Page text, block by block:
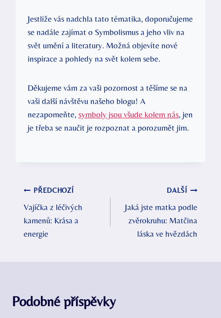
Jestliže vás nadchla tato tématika, doporučujeme
se nadále zajímat o Symbolismus a jeho vliv na
svět umění a literatury. Možná objevíte nové
inspirace a pohledy na svět kolem sebe.
Děkujeme vám za vaši pozornost a těšíme se na
vaši další návštěvu našeho blogu! A
nezapomeňte, symboly jsou všude kolem nás, jen
je třeba se naučit je rozpoznat a porozumět jim.
Navigace
pro
příspěvek
PŘEDCHOZÍ
Vajíčka z léčivých
kamenů: Krása a
energie
DALŠÍ
Jaká jste matka podle
zvěrokruhu: Matčina
láska ve hvězdách
Podobné příspěvky